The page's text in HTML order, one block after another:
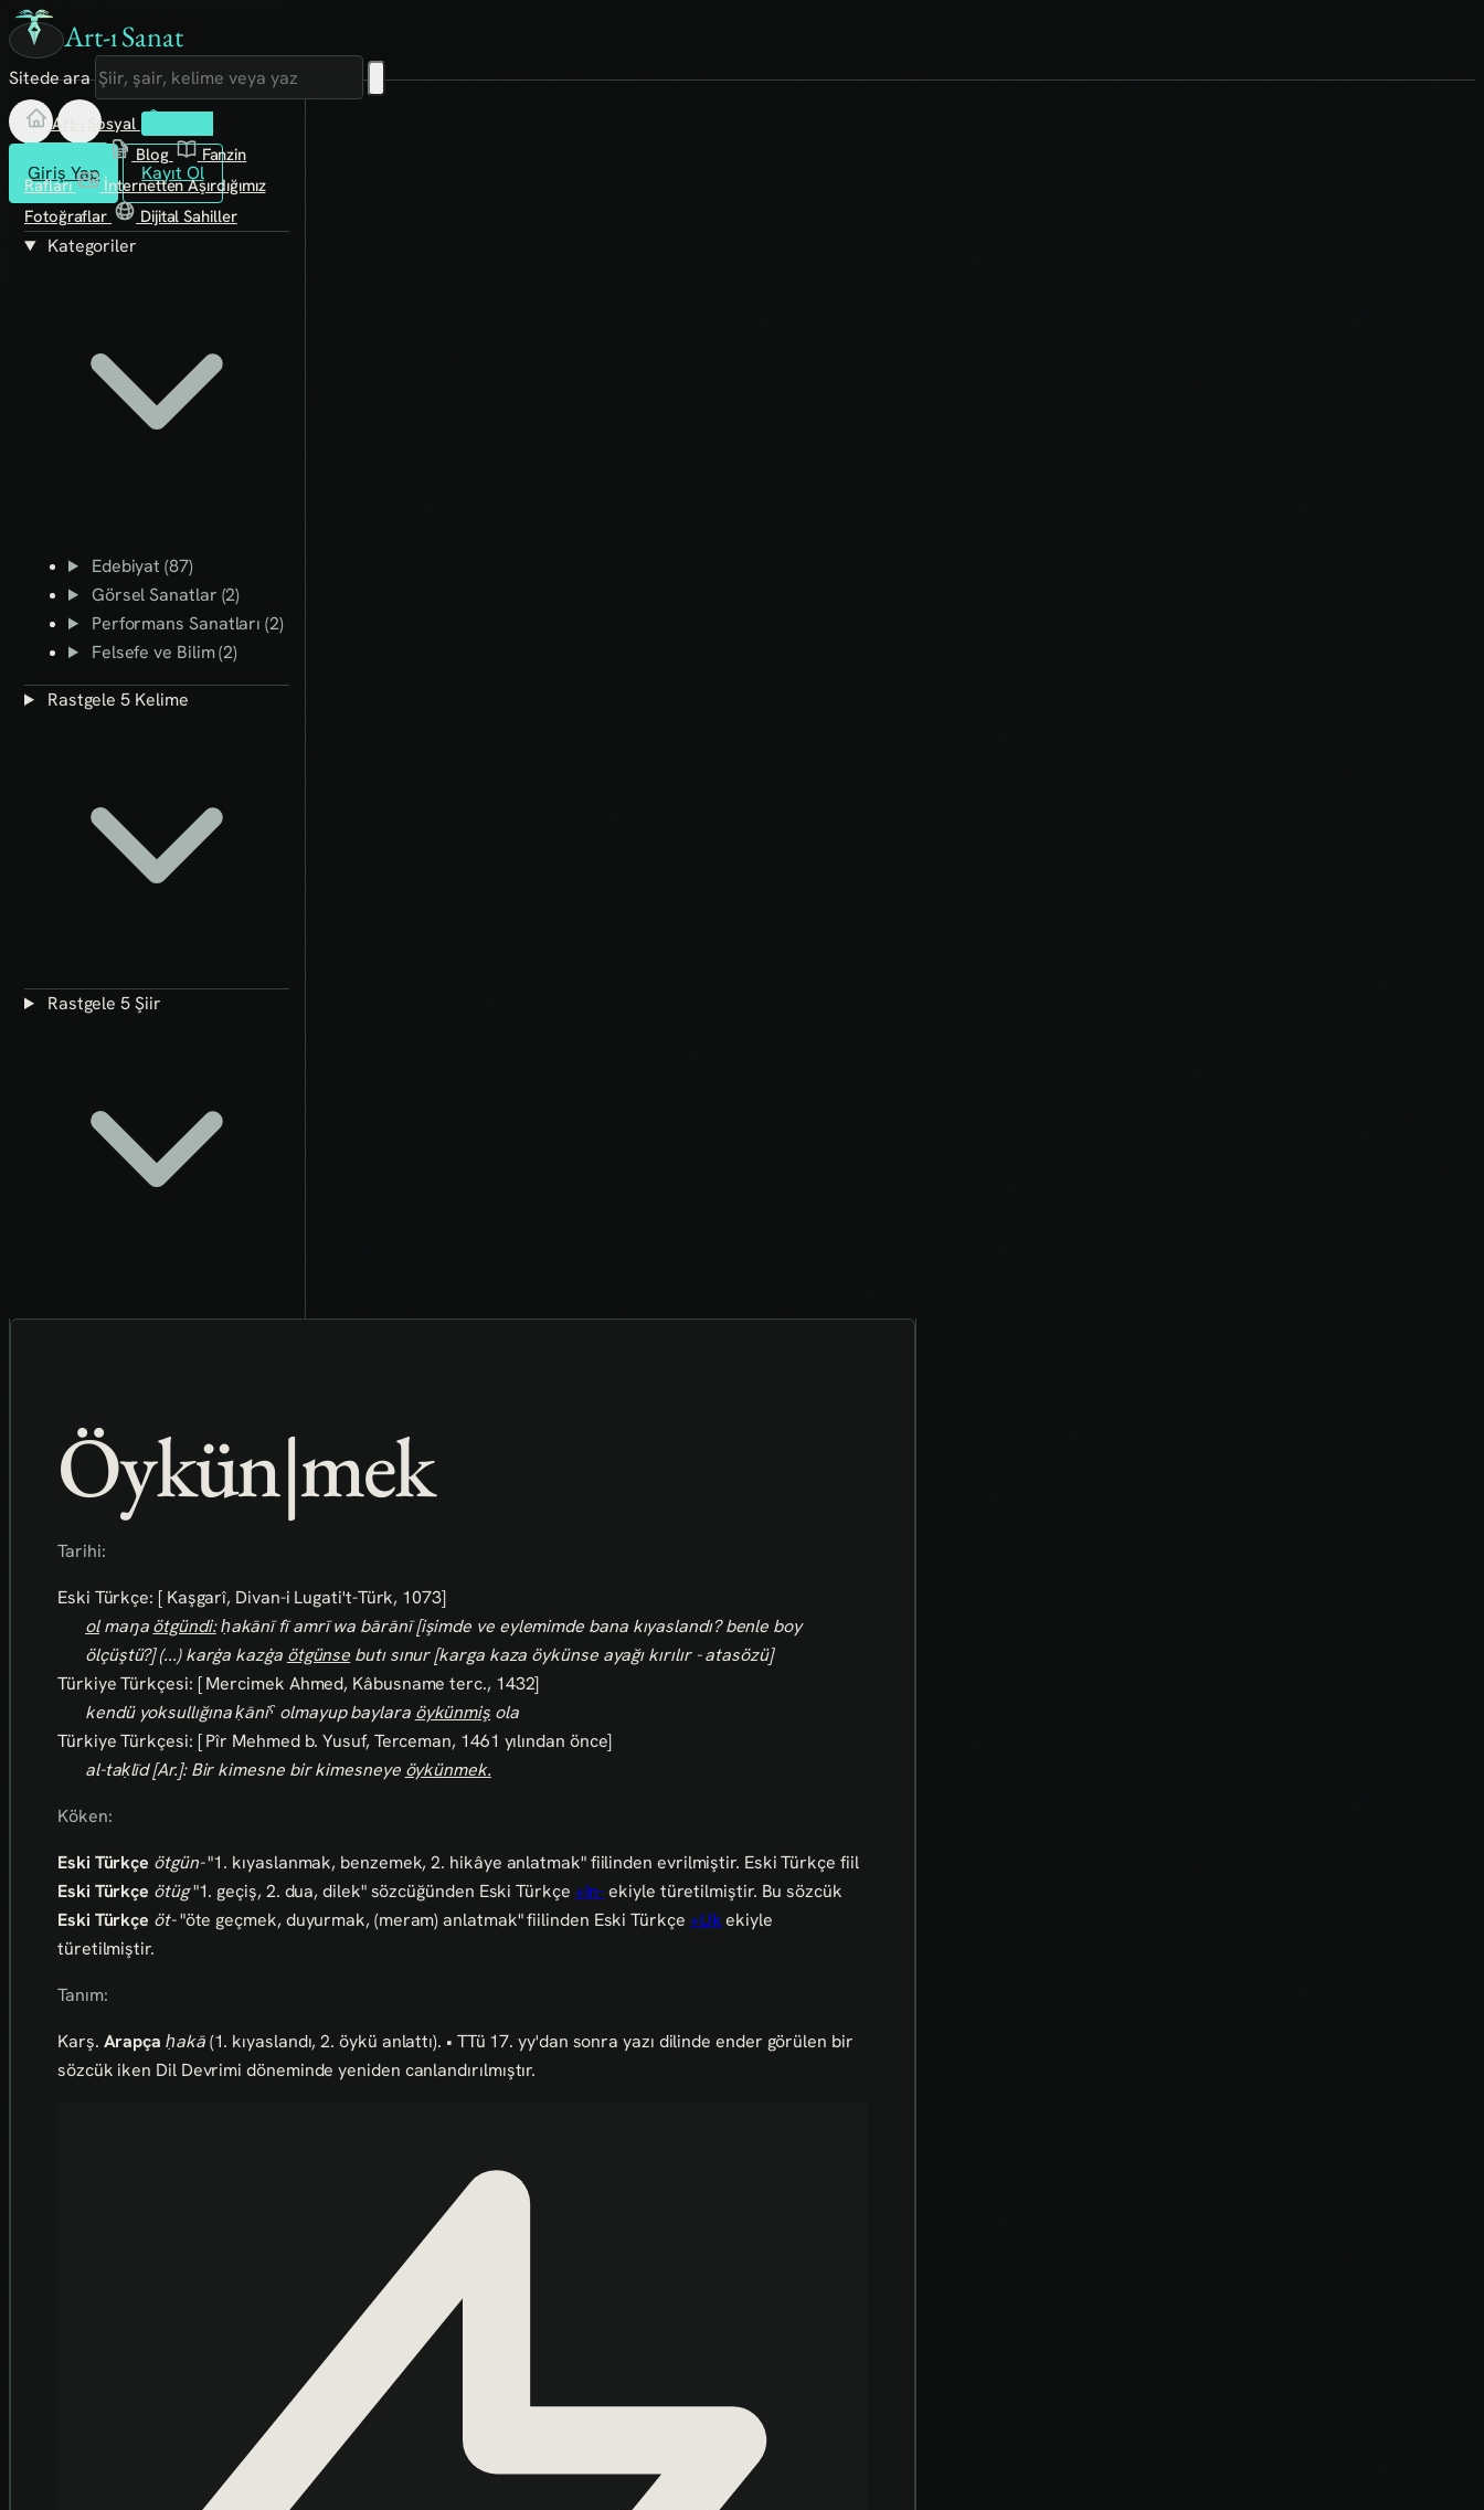
Art-ı Sanat
Sitede ara
Giriş Yap Kayıt Ol
Art-ı Sosyal
Blog
Fanzin
Rafları
İnternetten Aşırdığımız
Fotoğraflar
Dijital Sahiller
Kategoriler
Edebiyat (87)
Görsel Sanatlar (2)
Performans Sanatları (2)
Felsefe ve Bilim (2)
Rastgele 5 Kelime
Rastgele 5 Şiir
Öykün|mek
Tarihi:
Eski Türkçe: [ Kaşgarî, Divan-i Lugati't-Türk, 1073]
olmaŋaötgündi:ḥakānī fī amrī wa bārānī [işimde ve eylemimde bana kıyaslandı? benle boy
ölçüştü?] (...) karġa kazġa ötgünse butı sınur [karga kaza öykünse ayağı kırılır - atasözü]
Türkiye Türkçesi: [ Mercimek Ahmed, Kâbusname terc., 1432]
kendü yoksullığına ḳāniˁ olmayup baylara öykünmiş ola
Türkiye Türkçesi: [ Pîr Mehmed b. Yusuf, Terceman, 1461 yılından önce]
al-taḳlīd [Ar.]: Bir kimesne bir kimesneye öykünmek.
Köken:
Eski Türkçe ötgün-"1. kıyaslanmak, benzemek, 2. hikâye anlatmak" fiilinden evrilmiştir. Eski Türkçe fiil
Eski Türkçe ötüg"1. geçiş, 2. dua, dilek" sözcüğünden Eski Türkçe +In-ekiyle türetilmiştir. Bu sözcük
Eski Türkçe öt-"öte geçmek, duyurmak, (meram) anlatmak" fiilinden Eski Türkçe +Ukekiyle
türetilmiştir.
Tanım:
Karş. Arapça ḥakā(1. kıyaslandı, 2. öykü anlattı). • TTü 17. yy'dan sonra yazı dilinde ender görülen bir
sözcük iken Dil Devrimi döneminde yeniden canlandırılmıştır.